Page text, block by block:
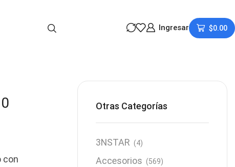
Ingresar $0.00
con
Otras Categorías
3NSTAR (4)
Accesorios (569)